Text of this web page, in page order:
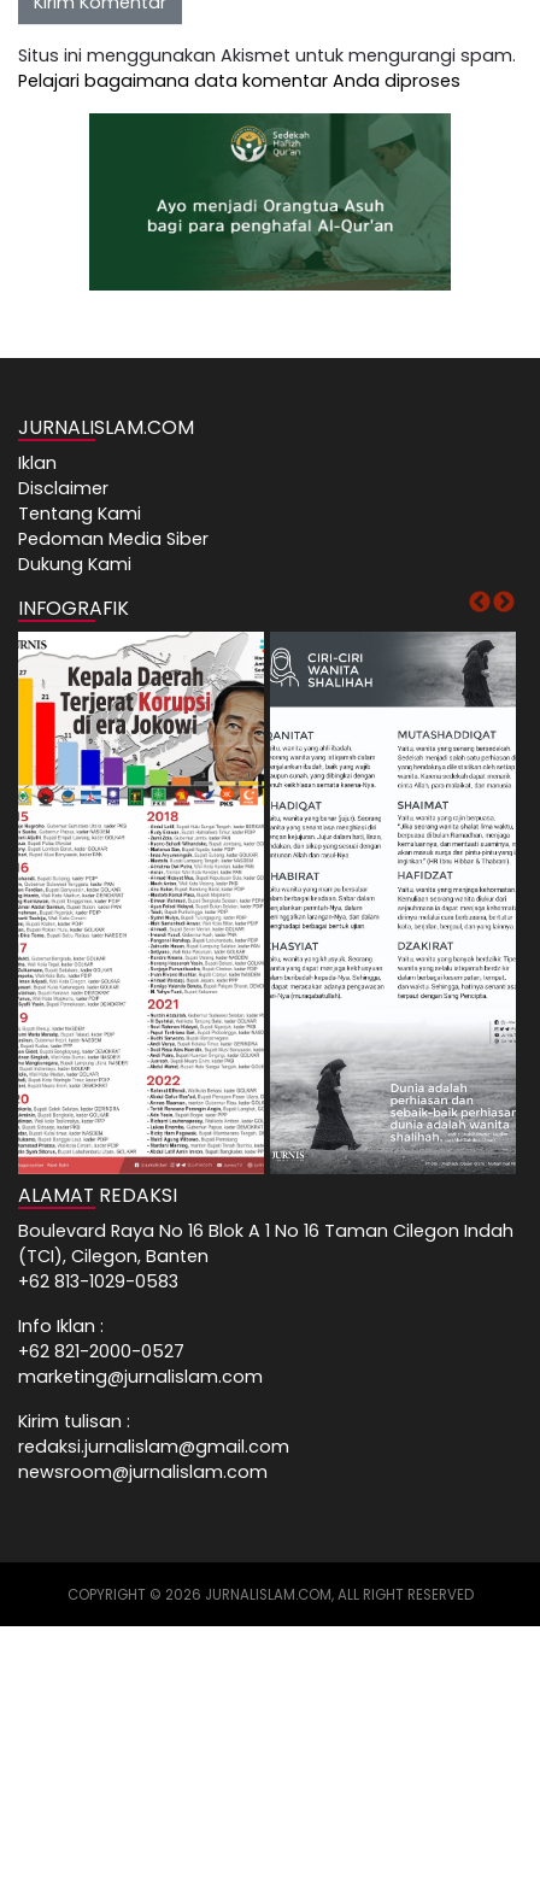
Situs ini menggunakan Akismet untuk mengurangi spam.
Pelajari bagaimana data komentar Anda diproses
JURNALISLAM.COM
Iklan
Disclaimer
Tentang Kami
Pedoman Media Siber
Dukung Kami
INFOGRAFIK
ALAMAT REDAKSI
Boulevard Raya No 16 Blok A 1 No 16 Taman Cilegon Indah
(TCI), Cilegon, Banten
+62 813-1029-0583
Info Iklan :
+62 821-2000-0527
marketing@jurnalislam.com
Kirim tulisan :
redaksi.jurnalislam@gmail.com
newsroom@jurnalislam.com
COPYRIGHT © 2026 JURNALISLAM.COM, ALL RIGHT RESERVED